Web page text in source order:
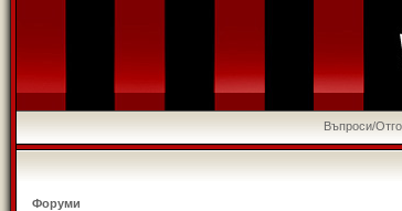
Въпроси/
Форуми